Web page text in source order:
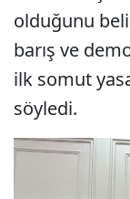
olduğunu
barış ve
ilk somut
söyledi.